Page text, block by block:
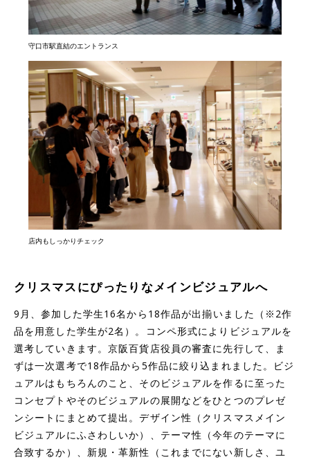
守口市駅直結のエントランス
店内もしっかりチェック
クリスマスにぴったりなメインビジュアルへ
9月、参加した学生16名から18作品が出揃いました（※2作
品を用意した学生が2名）。コンペ形式によりビジュアルを
選考していきます。京阪百貨店役員の審査に先行して、ま
ずは一次選考で18作品から5作品に絞り込まれました。ビジ
ュアルはもちろんのこと、そのビジュアルを作るに至った
コンセプトやそのビジュアルの展開などをひとつのプレゼ
ンシートにまとめて提出。デザイン性（クリスマスメイン
ビジュアルにふさわしいか）、テーマ性（今年のテーマに
合致するか）、新規・革新性（これまでにない新しさ、ユ